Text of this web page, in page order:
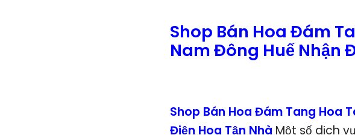
Shop Bán Hoa Đám
Nam Đông Huế Nhận
Shop Bán Hoa Đám Tang Hoa
Điện Hoa Tận Nhà Một số dịch